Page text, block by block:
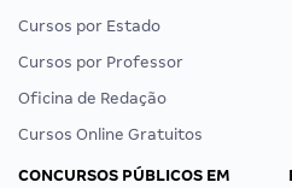
Cursos por Estado
Cursos por Professor
Oficina de Redação
Cursos Online Gratuitos
CONCURSOS PÚBLICOS EM